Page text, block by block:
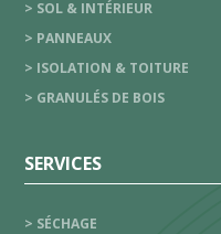
> SOL & INTÉRIEUR
> PANNEAUX
> ISOLATION & TOITURE
> GRANULÉS DE BOIS
SERVICES
> SÉCHAGE